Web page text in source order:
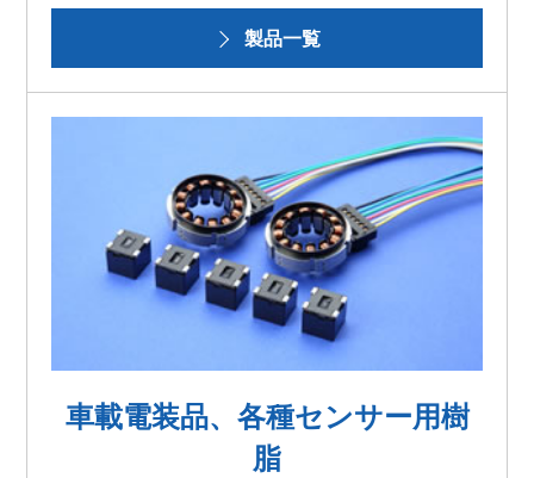
製品一覧
車載電装品、各種センサー用樹
脂